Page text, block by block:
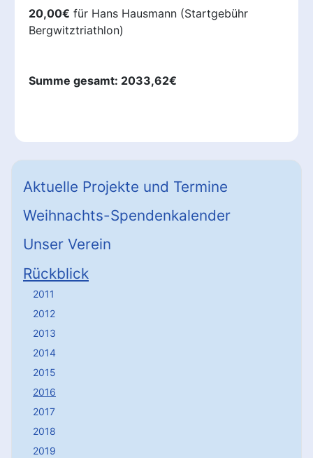
20,00€ für Hans Hausmann (Startgebühr
Bergwitztriathlon)
Summe gesamt: 2033,62€
Aktuelle Projekte und Termine
Weihnachts-Spendenkalender
Unser Verein
Rückblick
2011
2012
2013
2014
2015
2016
2017
2018
2019